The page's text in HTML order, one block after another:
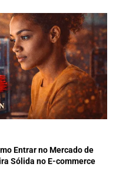
Entrar no Mercado de
Sólida no E-commerce